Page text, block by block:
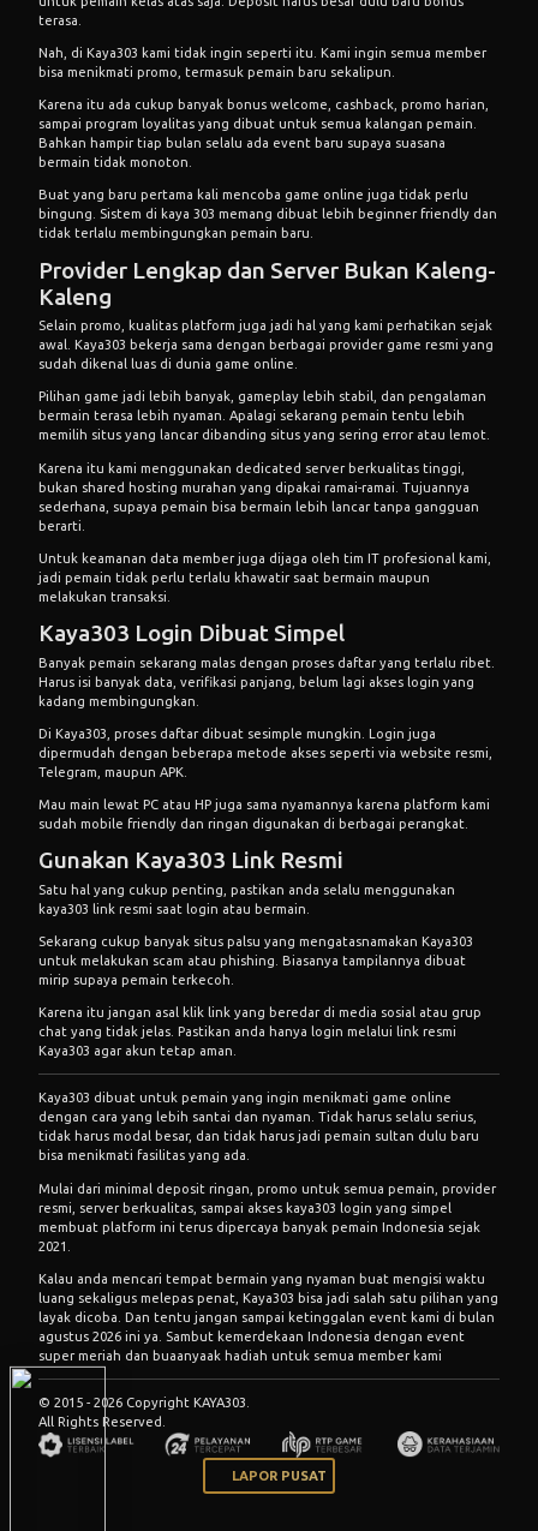
terasa.
Nah, di Kaya303 kami tidak ingin seperti itu. Kami ingin semua member
bisa menikmati promo, termasuk pemain baru sekalipun.
Karena itu ada cukup banyak bonus welcome, cashback, promo harian,
sampai program loyalitas yang dibuat untuk semua kalangan pemain.
Bahkan hampir tiap bulan selalu ada event baru supaya suasana
bermain tidak monoton.
Buat yang baru pertama kali mencoba game online juga tidak perlu
bingung. Sistem di kaya 303 memang dibuat lebih beginner friendly dan
tidak terlalu membingungkan pemain baru.
Provider Lengkap dan Server Bukan Kaleng-
Kaleng
Selain promo, kualitas platform juga jadi hal yang kami perhatikan sejak
awal. Kaya303 bekerja sama dengan berbagai provider game resmi yang
sudah dikenal luas di dunia game online.
Pilihan game jadi lebih banyak, gameplay lebih stabil, dan pengalaman
bermain terasa lebih nyaman. Apalagi sekarang pemain tentu lebih
memilih situs yang lancar dibanding situs yang sering error atau lemot.
Karena itu kami menggunakan dedicated server berkualitas tinggi,
bukan shared hosting murahan yang dipakai ramai-ramai. Tujuannya
sederhana, supaya pemain bisa bermain lebih lancar tanpa gangguan
berarti.
Untuk keamanan data member juga dijaga oleh tim IT profesional kami,
jadi pemain tidak perlu terlalu khawatir saat bermain maupun
melakukan transaksi.
Kaya303 Login Dibuat Simpel
Banyak pemain sekarang malas dengan proses daftar yang terlalu ribet.
Harus isi banyak data, verifikasi panjang, belum lagi akses login yang
kadang membingungkan.
Di Kaya303, proses daftar dibuat sesimple mungkin. Login juga
dipermudah dengan beberapa metode akses seperti via website resmi,
Telegram, maupun APK.
Mau main lewat PC atau HP juga sama nyamannya karena platform kami
sudah mobile friendly dan ringan digunakan di berbagai perangkat.
Gunakan Kaya303 Link Resmi
Satu hal yang cukup penting, pastikan anda selalu menggunakan
kaya303 link resmi saat login atau bermain.
Sekarang cukup banyak situs palsu yang mengatasnamakan Kaya303
untuk melakukan scam atau phishing. Biasanya tampilannya dibuat
mirip supaya pemain terkecoh.
Karena itu jangan asal klik link yang beredar di media sosial atau grup
chat yang tidak jelas. Pastikan anda hanya login melalui link resmi
Kaya303 agar akun tetap aman.
Kaya303 dibuat untuk pemain yang ingin menikmati game online
dengan cara yang lebih santai dan nyaman. Tidak harus selalu serius,
tidak harus modal besar, dan tidak harus jadi pemain sultan dulu baru
bisa menikmati fasilitas yang ada.
Mulai dari minimal deposit ringan, promo untuk semua pemain, provider
resmi, server berkualitas, sampai akses kaya303 login yang simpel
membuat platform ini terus dipercaya banyak pemain Indonesia sejak
2021.
Kalau anda mencari tempat bermain yang nyaman buat mengisi waktu
luang sekaligus melepas penat, Kaya303 bisa jadi salah satu pilihan yang
layak dicoba. Dan tentu jangan sampai ketinggalan event kami di bulan
agustus 2026 ini ya. Sambut kemerdekaan Indonesia dengan event
super meriah dan buaanyaak hadiah untuk semua member kami
© 2015 - 2026 Copyright KAYA303.
All Rights Reserved.
LAPOR PUSAT